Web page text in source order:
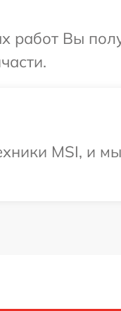
работ Вы
MSI, и